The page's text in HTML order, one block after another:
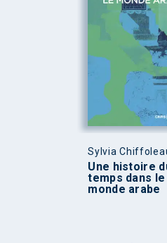
Sylvia
Une histoire
temps dans le
monde arabe